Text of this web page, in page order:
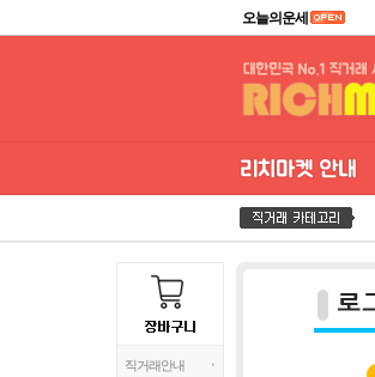
오늘의운세
직거래안내